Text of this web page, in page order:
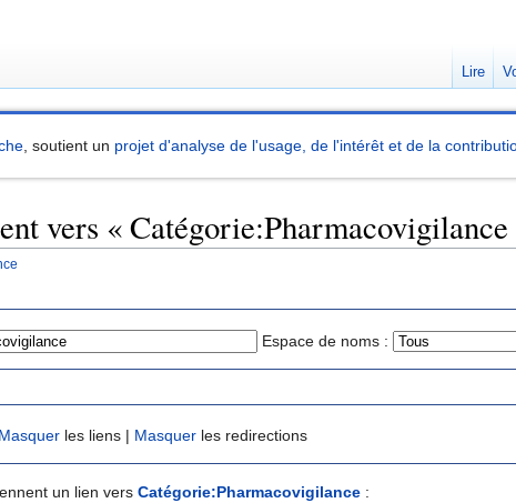
, soutient un projet d'analyse de l'usage, de l'intérêt et de la
vers « Catégorie:Pharmacovigilance
Espace de noms :
Masquer les liens | Masquer les redirections
un lien vers Catégorie:Pharmacovigilance :
Lire